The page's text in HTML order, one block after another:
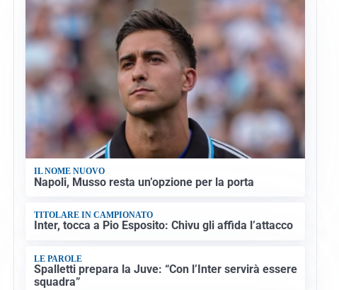
IL NOME NUOVO
Napoli, Musso resta un’opzione per la porta
TITOLARE IN CAMPIONATO
Inter, tocca a Pio Esposito: Chivu gli affida l’attacco
LE PAROLE
Spalletti prepara la Juve: “Con l’Inter servirà essere
squadra”